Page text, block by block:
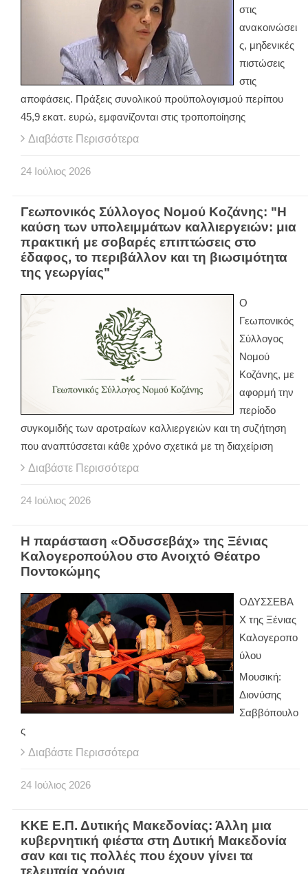
στις
ανακοινώσει
ς, μηδενικές
πιστώσεις
στις
αποφάσεις. Πράξεις συνολικού προϋπολογισμού περίπου
45,9 εκατ. ευρώ, εμφανίζονται στις τροποποίησης
Διαβάστε Περισσότερα
24 Ιούλιος 2026
Γεωπονικός Σύλλογος Νομού Κοζάνης: "Η
καύση των υπολειμμάτων καλλιεργειών: μια
πρακτική με σοβαρές επιπτώσεις στο
έδαφος, το περιβάλλον και τη βιωσιμότητα
της γεωργίας"
Ο
Γεωπονικός
Σύλλογος
Νομού
Κοζάνης, με
αφορμή την
περίοδο
συγκομιδής των αροτραίων καλλιεργειών και τη συζήτηση
που αναπτύσσεται κάθε χρόνο σχετικά με τη διαχείριση
Διαβάστε Περισσότερα
24 Ιούλιος 2026
Η παράσταση «Οδυσσεβάχ» της Ξένιας
Καλογεροπούλου στο Ανοιχτό Θέατρο
Ποντοκώμης
ΟΔΥΣΣΕΒΑ
Χ της Ξένιας
Καλογεροπο
ύλου
Μουσική:
Διονύσης
Σαββόπουλο
ς
Διαβάστε Περισσότερα
24 Ιούλιος 2026
ΚΚΕ Ε.Π. Δυτικής Μακεδονίας: Άλλη μια
κυβερνητική φιέστα στη Δυτική Μακεδονία
σαν και τις πολλές που έχουν γίνει τα
τελευταία χρόνια